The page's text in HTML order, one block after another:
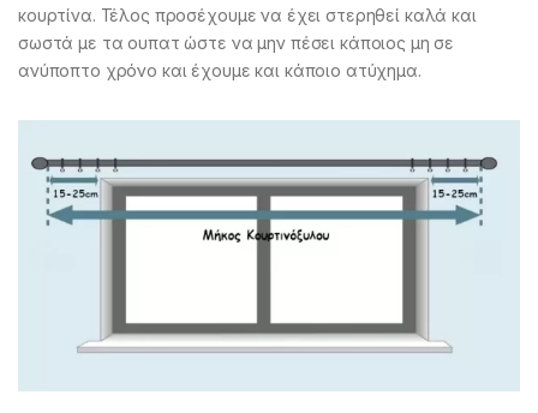
κουρτίνα. Τέλος προσέχουμε να έχει στερηθεί καλά και
σωστά με τα ουπατ ώστε να μην πέσει κάποιος μη σε
ανύποπτο χρόνο και έχουμε και κάποιο ατύχημα.